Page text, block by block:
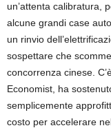
un’attenta calibratura,
alcune grandi case
un rinvio
sospettare che
concorrenza cinese.
Economist, ha
semplicemente
costo per accelerare